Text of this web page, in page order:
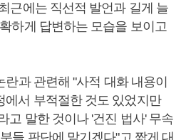
근에는 직선적 발언과 길게 늘
하게 답변하는 모습을 보이고
과 관련해 "사적 대화 내용이
에서 부적절한 것도 있었지만
고 말한 것이나 '건진 법사' 무속